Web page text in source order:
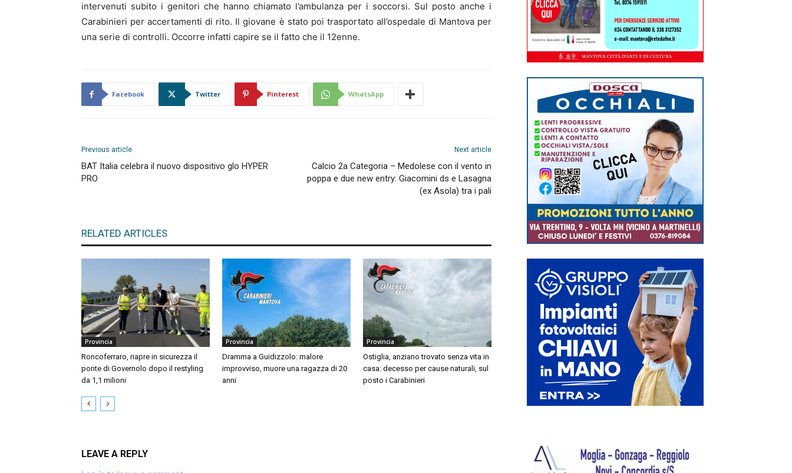
intervenuti subito i genitori che hanno chiamato l’ambulanza per i soccorsi. Sul posto anche i
Carabinieri per accertamenti di rito. Il giovane è stato poi trasportato all’ospedale di Mantova per
una serie di controlli. Occorre infatti capire se il fatto che il 12enne.
Facebook Twitter Pinterest WhatsApp
Previous article
BAT Italia celebra il nuovo dispositivo glo HYPER
PRO
Next article
Calcio 2a Categoria – Medolese con il vento in
poppa e due new entry: Giacomini ds e Lasagna
(ex Asola) tra i pali
RELATED ARTICLES
Provincia
Roncoferraro, riapre in sicurezza il
ponte di Governolo dopo il restyling
da 1,1 milioni
Provincia
Dramma a Guidizzolo: malore
improvviso, muore una ragazza di 20
anni
Provincia
Ostiglia, anziano trovato senza vita in
casa: decesso per cause naturali, sul
posto i Carabinieri
LEAVE A REPLY